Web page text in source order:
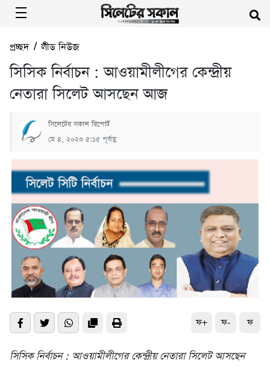
প্রচ্ছদ/লীড নিউজ
সিসিক নির্বাচন : আওয়ামীলীগের কেন্দ্রীয়
নেতারা সিলেট আসছেন আজ
সিলেটের সকাল রিপোর্ট
মে ৪, ২০২৩ ৫:১৫ পূর্বাহ্ণ
ফ+ ফ- ফ
সিসিক নির্বাচন : আওয়ামীলীগের কেন্দ্রীয় নেতারা সিলেট আসছেন